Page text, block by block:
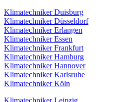
Klimatechniker Duisburg
Klimatechniker Düsseldorf
Klimatechniker Erlangen
Klimatechniker Essen
Klimatechniker Frankfurt
Klimatechniker Hamburg
Klimatechniker Hannover
Klimatechniker Karlsruhe
Klimatechniker Köln
Klimatechniker Leipzig